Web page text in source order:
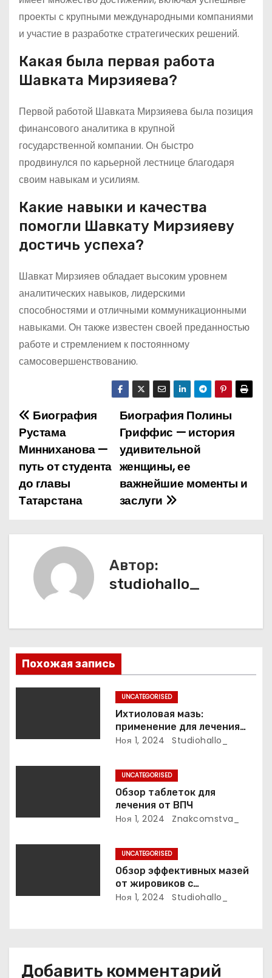
проекты с крупными международными компаниями
и участие в разработке стратегических решений.
Какая была первая работа
Шавката Мирзияева?
Первой работой Шавката Мирзияева была позиция
финансового аналитика в крупной
государственной компании. Он быстро
продвинулся по карьерной лестнице благодаря
своим навыкам и усилиям.
Какие навыки и качества
помогли Шавкату Мирзияеву
достичь успеха?
Шавкат Мирзияев обладает высоким уровнем
аналитических навыков, лидерскими
способностями и отличными коммуникационными
навыками. Он также известен своей преданностью
работе и стремлением к постоянному
самосовершенствованию.
Н
а
в
и
я
п
о
Биография Полины
Гриффис — история
удивительной
женщины, ее
важнейшие моменты и
заслуги
Биография
Рустама
Минниханова —
путь от студента
до главы
Татарстана
Автор:
studiohallo_
Похожая запись
UNCATEGORISED
Ихтиоловая мазь:
применение для лечения
фурункулов
Ноя 1, 2024 Studiohallo_
UNCATEGORISED
Обзор таблеток для
лечения от ВПЧ
Ноя 1, 2024 Znakcomstva_
UNCATEGORISED
Обзор эффективных мазей
от жировиков с
рассасывающим эффектом
Ноя 1, 2024 Studiohallo_
Добавить комментарий